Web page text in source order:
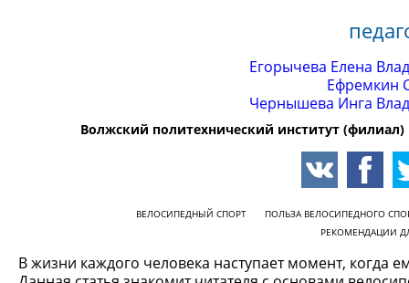
Егорычева Елена
Ефремкин
Чернышева Инга
Волжский политехнический институт (филиал)
ВЕЛОСИПЕДНЫЙ СПОРТ
ПОЛЬЗА ВЕЛОСИПЕДНОГО
РЕКОМЕНДАЦИИ
В жизни каждого человека наступает момент, когда